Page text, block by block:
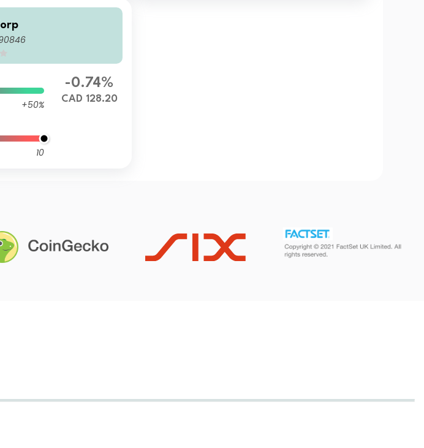
+50%
10
-0.74%
CAD 128.20